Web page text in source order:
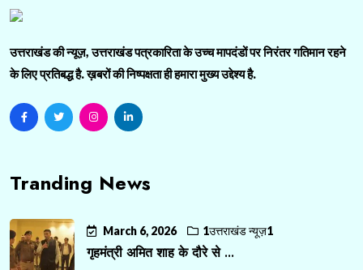
उत्तराखंड की न्यूज़, उत्तराखंड पत्रकारिता के उच्च मापदंडों पर निरंतर गतिमान रहने
के लिए प्रतिबद्ध है. ख़बरों की निष्पक्षता ही हमारा मुख्य उद्देश्य है.
Tranding News
March 6, 2026 1उत्तराखंड न्यूज़1
गृहमंत्री अमित शाह के दौरे से ...